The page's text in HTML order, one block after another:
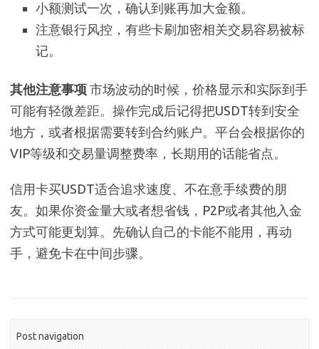
小额测试一次，确认到账再加大金额。
注意银行风控，有些卡刷加密相关交易容易被标
记。
其他注意事项 市场波动的时候，价格显示和实际到手
可能有轻微差距。操作完成后记得把USDT转到安全
地方，或者根据需要转到合约账户。平台会根据你的
VIP等级和交易量调整费率，长期用的话能省点。
信用卡买USDT适合追求速度、不在意手续费的朋
友。如果你资金量大或者想省钱，P2P或者其他入金
方式可能更划算。先确认自己的卡能不能用，再动
手，避免卡在中间步骤。
Post navigation